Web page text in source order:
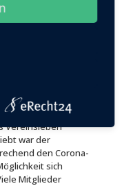
Vereinsleben
war der
den Corona-
sich
Mitglieder